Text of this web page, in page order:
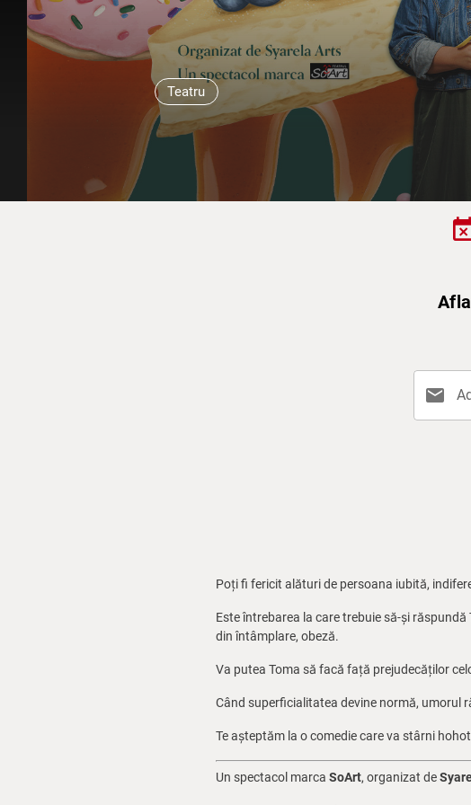
Teatru
mail
Poți fi fericit alături de persoana iubită,
Este întrebarea la care trebuie să-și
din întâmplare, obeză.
Va putea Toma să facă față prejudecăților
Când superficialitatea devine normă, umorul
Te așteptăm la o comedie care va stârni
Un spectacol marca SoArt, organizat de